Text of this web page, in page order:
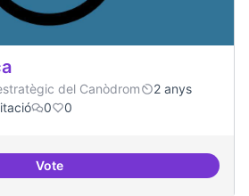
del Canòdrom
2 anys
0 0
VoteHabitar la plaça